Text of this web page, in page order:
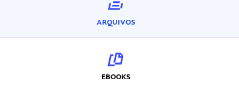
ARQUIVOS
EBOOKS